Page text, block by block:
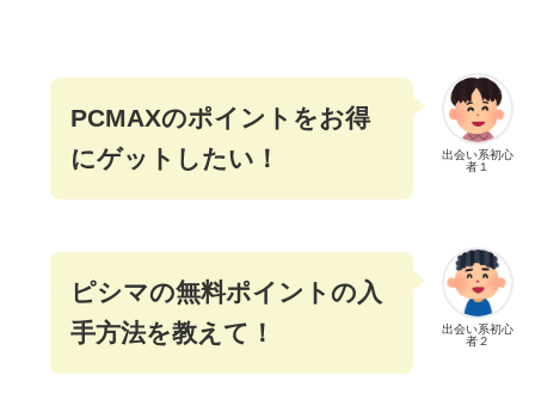
出会い系初心
者１
PCMAXのポイントをお得
にゲットしたい！
出会い系初心
者２
ピシマの無料ポイントの入
手方法を教えて！